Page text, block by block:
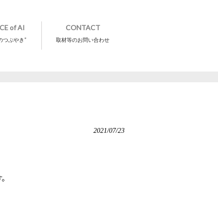
of AI
つぶやき”
CONTACT
取材等のお問い合わせ
2021/07/23